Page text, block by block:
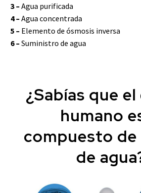
3 – Agua purificada
4 – Agua concentrada
5 – Elemento de ósmosis inversa
6 – Suministro de agua
¿Sabías que
humano
compuesto de
de